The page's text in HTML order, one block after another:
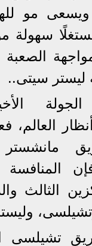
ويسعى مو
سهولة
الصعبة
ليستر سيتى..
المنافسة
الثالث
تشيلسى